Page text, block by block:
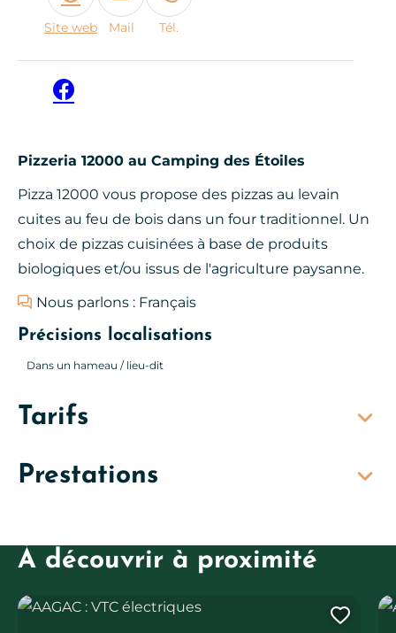
Pizzeria 12000 au Camping des Étoiles
Pizza 12000 vous propose des pizzas au levain
cuites au feu de bois dans un four traditionnel. Un
choix de pizzas cuisinées à base de produits
biologiques et/ou issus de l'agriculture paysanne.
Nous parlons : Français
Précisions localisations
Dans un hameau / lieu-dit
Tarifs
Prestations
Site web Mail Tél.
Facebook
À découvrir à proximité
AAGAC : VTC électriques